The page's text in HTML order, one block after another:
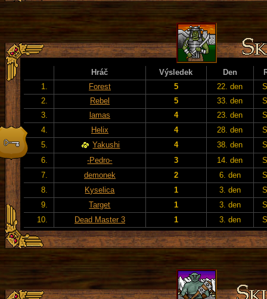
Hráč Výsledek Den
1.
Forest 5 22. den
2.
Rebel 5 33. den
3.
lamas 4 23. den
4.
Helix 4 28. den
5.
Yakushi 4 38. den
6.
-Pedro- 3 14. den
7.
demonek 2 6. den
8.
Kyselica 1 3. den
9.
Target 1 3. den
10.
Dead Master 3 1 3. den